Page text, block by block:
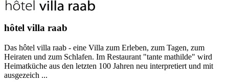
hôtel villa raab
Das hôtel villa raab - eine Villa zum Erleben, zum Tagen, zum
Heiraten und zum Schlafen. Im Restaurant "tante mathilde" wird
Heimatküche aus den letzten 100 Jahren neu interpretiert und mit
ausgezeich ...